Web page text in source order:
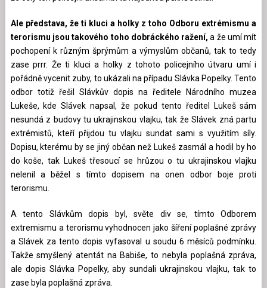
Ale představa, že ti kluci a holky z toho Odboru extrémismu a
terorismu jsou takového toho dobráckého ražení, a že umí mít
pochopení k různým šprýmům a výmyslům občanů, tak to tedy
zase prrr. Že ti kluci a holky z tohoto policejního útvaru umí i
pořádně vycenit zuby, to ukázali na případu Slávka Popelky. Tento
odbor totiž řešil Slávkův dopis na ředitele Národního muzea
Lukeše, kde Slávek napsal, že pokud tento ředitel Lukeš sám
nesundá z budovy tu ukrajinskou vlajku, tak že Slávek zná partu
extrémistů, kteří přijdou tu vlajku sundat sami s využitím síly.
Dopisu, kterému by se jiný občan než Lukeš zasmál a hodil by ho
do koše, tak Lukeš třesoucí se hrůzou o tu ukrajinskou vlajku
nelenil a běžel s tímto dopisem na onen odbor boje proti
terorismu.
A tento Slávkům dopis byl, světe div se, tímto Odborem
extremismu a terorismu vyhodnocen jako šíření poplašné zprávy
a Slávek za tento dopis vyfasoval u soudu 6 měsíců podmínku.
Takže smyšlený atentát na Babiše, to nebyla poplašná zpráva,
ale dopis Slávka Popelky, aby sundali ukrajinskou vlajku, tak to
zase byla poplašná zpráva.